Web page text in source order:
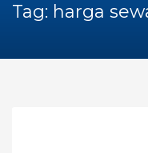
Blog
Repair
Tag: harga